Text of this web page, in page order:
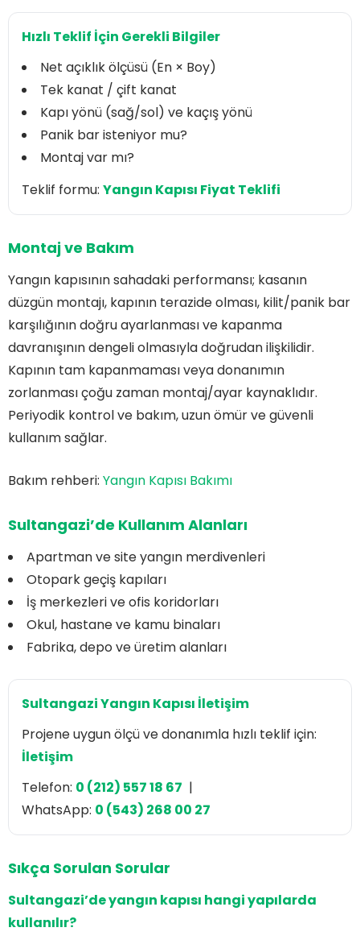
Hızlı Teklif İçin Gerekli Bilgiler
Net açıklık ölçüsü (En × Boy)
Tek kanat / çift kanat
Kapı yönü (sağ/sol) ve kaçış yönü
Panik bar isteniyor mu?
Montaj var mı?
Teklif formu: Yangın Kapısı Fiyat Teklifi
Montaj ve Bakım
Yangın kapısının sahadaki performansı; kasanın
düzgün montajı, kapının terazide olması, kilit/panik bar
karşılığının doğru ayarlanması ve kapanma
davranışının dengeli olmasıyla doğrudan ilişkilidir.
Kapının tam kapanmaması veya donanımın
zorlanması çoğu zaman montaj/ayar kaynaklıdır.
Periyodik kontrol ve bakım, uzun ömür ve güvenli
kullanım sağlar.
Bakım rehberi: Yangın Kapısı Bakımı
Sultangazi’de Kullanım Alanları
Apartman ve site yangın merdivenleri
Otopark geçiş kapıları
İş merkezleri ve ofis koridorları
Okul, hastane ve kamu binaları
Fabrika, depo ve üretim alanları
Sultangazi Yangın Kapısı İletişim
Projene uygun ölçü ve donanımla hızlı teklif için:
İletişim
Telefon: 0 (212) 557 18 67 |
WhatsApp: 0 (543) 268 00 27
Sıkça Sorulan Sorular
Sultangazi’de yangın kapısı hangi yapılarda
kullanılır?